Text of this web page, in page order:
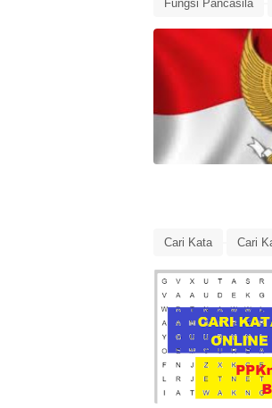
Fungsi Pancasila
Media Pembelajaran
Cari Kata Cari
Lembar Kerja Siswa